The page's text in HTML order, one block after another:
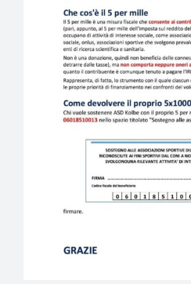
EVENTI
PARTNERS
ARTICOLI PROMOZIONALI
CONTATTI